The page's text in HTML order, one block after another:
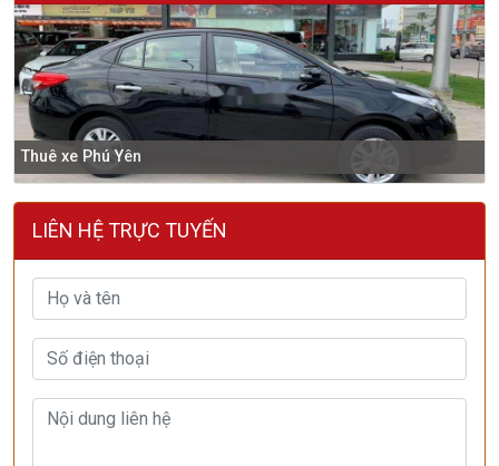
Thuê xe Phú Yên
LIÊN HỆ TRỰC TUYẾN